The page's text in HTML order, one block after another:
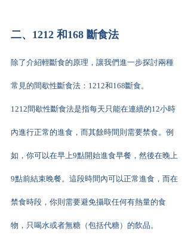
二、1212 和168 斷食法
除了介紹輕斷食的原理，讓我們進一步探討兩種
常見的間歇性斷食法：1212和168斷食。
1212間歇性斷食法是指每天只能在連續的12小時
內進行正常的進食，而其餘時間則需要禁食。例
如，你可以在早上9點開始進食早餐，然後在晚上
9點前結束晚餐。這段時間內可以正常進食，而在
禁食時段，你則需要避免攝取任何有熱量的食
物，只喝水或者無糖（包括代糖）的飲品。